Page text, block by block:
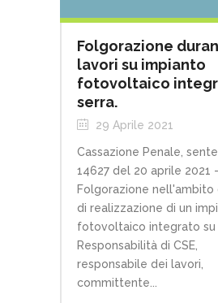
Folgorazione
lavori su impianto
fotovoltaico
serra.
29 Aprile 2021
Cassazione Penale,
14627 del 20 aprile 2021 -
Folgorazione nell'ambito
di realizzazione di un
fotovoltaico integrato su
Responsabilità di CSE,
responsabile dei lavori,
committente...